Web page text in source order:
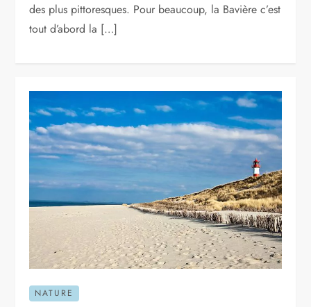
des plus pittoresques. Pour beaucoup, la Bavière c’est
tout d’abord la […]
NATURE